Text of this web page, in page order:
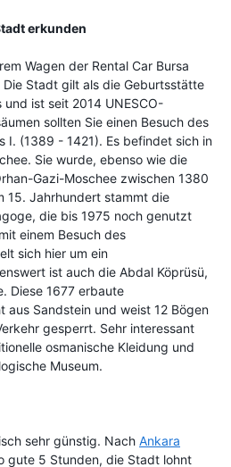
erkunden
Wagen der Rental Car Bursa
Stadt gilt als die Geburtsstätte
und ist seit 2014 UNESCO-
sollten Sie einen Besuch des
I. (1389 - 1421). Es befindet sich in
Sie wurde, ebenso wie die
Gazi-Moschee zwischen 1380
15. Jahrhundert stammt die
die bis 1975 noch genutzt
einem Besuch des
sich hier um ein
ist auch die Abdal Köprüsü,
Diese 1677 erbaute
aus Sandstein und weist 12 Bögen
gesperrt. Sehr interessant
osmanische Kleidung und
Museum.
sehr günstig. Nach Ankara
gute 5 Stunden, die Stadt lohnt